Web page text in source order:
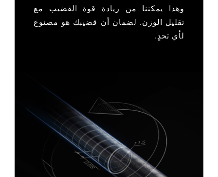
وهذا يمكننا من زيادة قوة القضيب مع
تقليل الوزن. لضمان أن قضيبك هو مصنوع
لأي تحدٍ.